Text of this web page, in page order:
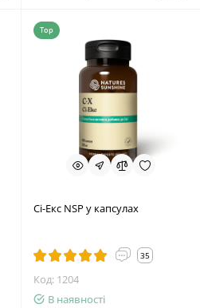
Top
Сі-Екс NSP у капсулах
35
Код: 1204
В наявності